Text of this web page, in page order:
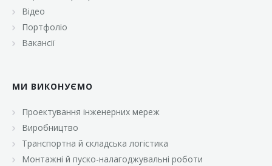
«Класс»
«Континент»
«Малинка»
Відео
Портфоліо
Вакансії
МИ ВИКОНУЄМО
Проектування інженерних мереж
Виробництво
Транспортна й складська логістика
Монтажні й пуско-налагоджувальні роботи